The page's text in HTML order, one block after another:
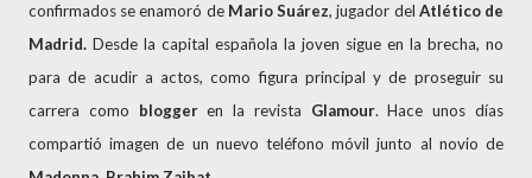
confirmados se enamoró de Mario Suárez, jugador del Atlético de
Madrid. Desde la capital española la joven sigue en la brecha, no
para de acudir a actos, como figura principal y de proseguir su
carrera como bloggeren la revista Glamour. Hace unos días
compartió imagen de un nuevo teléfono móvil junto al novio de